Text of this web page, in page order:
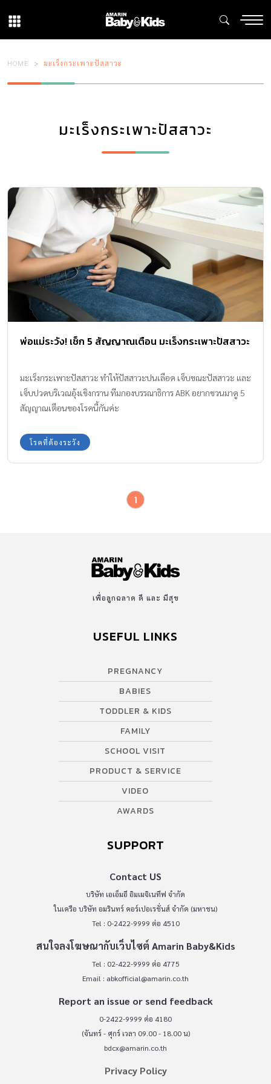
HOME มะเร็งกระเพาะปัสสาวะ
มะเร็งกระเพาะปัสสาวะ
พ่อแม่ระวัง! เช็ก 5 สัญญาณเตือน มะเร็งกระเพาะปัสสาวะ
มะเร็งกระเพาะปัสสาวะ ทำให้ปัสสาวะปนเลือด เจ็บขณะปัสสาวะ และ
เจ็บปวดบริเวณอุ้งเชิงกราน ทีมกองบรรณาธิการ ABK อยากชวนมาดู 5
สัญญาณเตือนของโรคนี้กันค่ะ
โรคที่ต้องระวัง
1
เพื่อลูกฉลาด ดี และ มีสุข
USEFUL LINKS
PREGNANCY
BABIES
TODDLER & KIDS
FAMILY
SCHOOL VISIT
PRODUCT & SERVICE
VIDEO
AWARDS
SUPPORT
Contact US
บริษัท เอเอ็มอี อิมเมจิเนทีฟ จำกัด
ในเครือ บริษัท อมรินทร์ คอร์เปอเรชั่นส์ จำกัด (มหาชน)
Tel : 0-2422-9999 ต่อ 4510
สนใจลงโฆษณากับเว็บไซต์ Amarin Baby&Kids
Tel : 02-422-9999 ต่อ 4775
Email : abkofficial@amarin.co.th
Report an issue or send feedback
0-2422-9999 ต่อ 4180
(จันทร์ - ศุกร์ เวลา 09.00 - 18.00 น)
bdcx@amarin.co.th
Privacy Policy